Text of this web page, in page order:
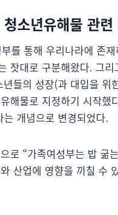
소년유해물 관
를 통해 우리나라에 존
잣대로 구분해왔다. 그
들의 성장(과 대입을 위
해물로 지정하기 시작했
개념으로 변경되었다.
로 “가족여성부는 밥 굶
산업에 영향을 끼칠 수